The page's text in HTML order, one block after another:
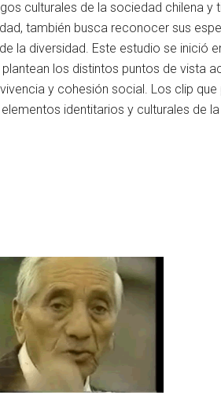
culturales de la sociedad chilena
también busca reconocer sus
la diversidad. Este estudio se inició
los distintos puntos de vista
y cohesión social. Los clip
identitarios y culturales de